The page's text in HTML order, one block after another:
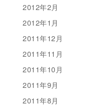
2012年2月
2012年1月
2011年12月
2011年11月
2011年10月
2011年9月
2011年8月